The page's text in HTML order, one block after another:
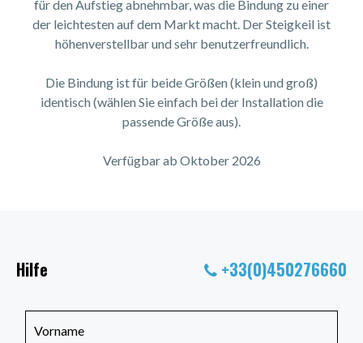
für den Aufstieg abnehmbar, was die Bindung zu einer
der leichtesten auf dem Markt macht. Der Steigkeil ist
höhenverstellbar und sehr benutzerfreundlich.
Die Bindung ist für beide Größen (klein und groß)
identisch (wählen Sie einfach bei der Installation die
passende Größe aus).
Verfügbar ab Oktober 2026
Hilfe +33(0)450276660